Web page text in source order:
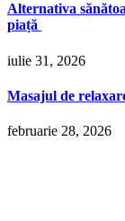
Alternativa
piață
iulie 31, 2026
Masajul de
februarie 28, 2026